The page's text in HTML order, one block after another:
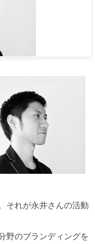
それが永井さんの活動
野のブランディングを